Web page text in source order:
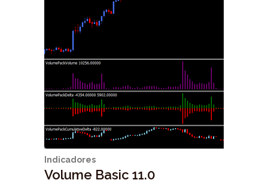
Indicadores
Volume Basic 11.0